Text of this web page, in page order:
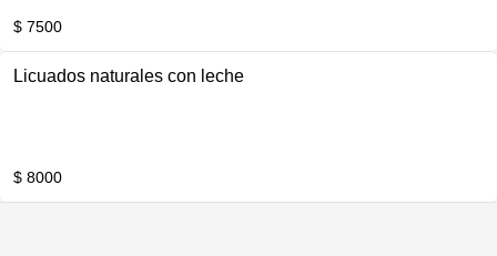
$ 7500
Licuados naturales con leche
$ 8000